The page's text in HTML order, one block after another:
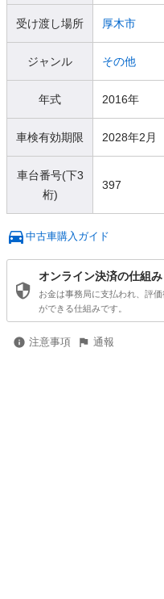
受け渡し場所 厚木市
ジャンル その他
年式 2016年
車検有効期限 2028年2月
車台番号(下3
桁)
397
中古車購入ガイド
オンライン決済の仕組み
お金は事務局に支払われ、評
ができる仕組みです。
注意事項 通報